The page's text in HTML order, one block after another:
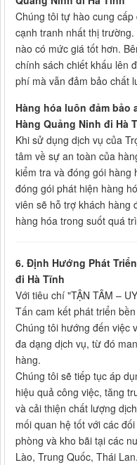
Chúng tôi tự hào cung
cạnh tranh nhất thị
nào có mức giá tốt hơn.
chính sách chiết khấu lên
phí mà vẫn đảm bảo chất
Hàng hóa luôn đảm bảo
Hàng Quảng Ninh đi Hà
Khi sử dụng dịch vụ của
tâm về sự an toàn của
kiểm tra và đóng gói hàng
đóng gói phát hiện hàng
viên sẽ hỗ trợ khách hàng
hàng hóa trong suốt quá
6. Định Hướng Phát
đi Hà Tĩnh
Với tiêu chí "TẬN TÂM –
Tấn cam kết phát triển
Chúng tôi hướng đến việc
đa dạng dịch vụ, từ đó
hàng.
Chúng tôi sẽ tiếp tục áp
hiệu quả công việc, tăng
và cải thiện chất lượng
mối quan hệ tốt với các
phòng và kho bãi tại các
Lào, Trung Quốc, Thái Lan.